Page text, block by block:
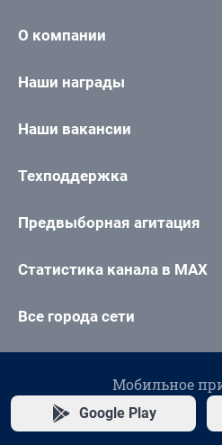
О компании
Наши награды
Наши вакансии
Техподдержка
Предвыборная агитация
Статистика канала в MAX
Все города сети
Мобильное
Google Play